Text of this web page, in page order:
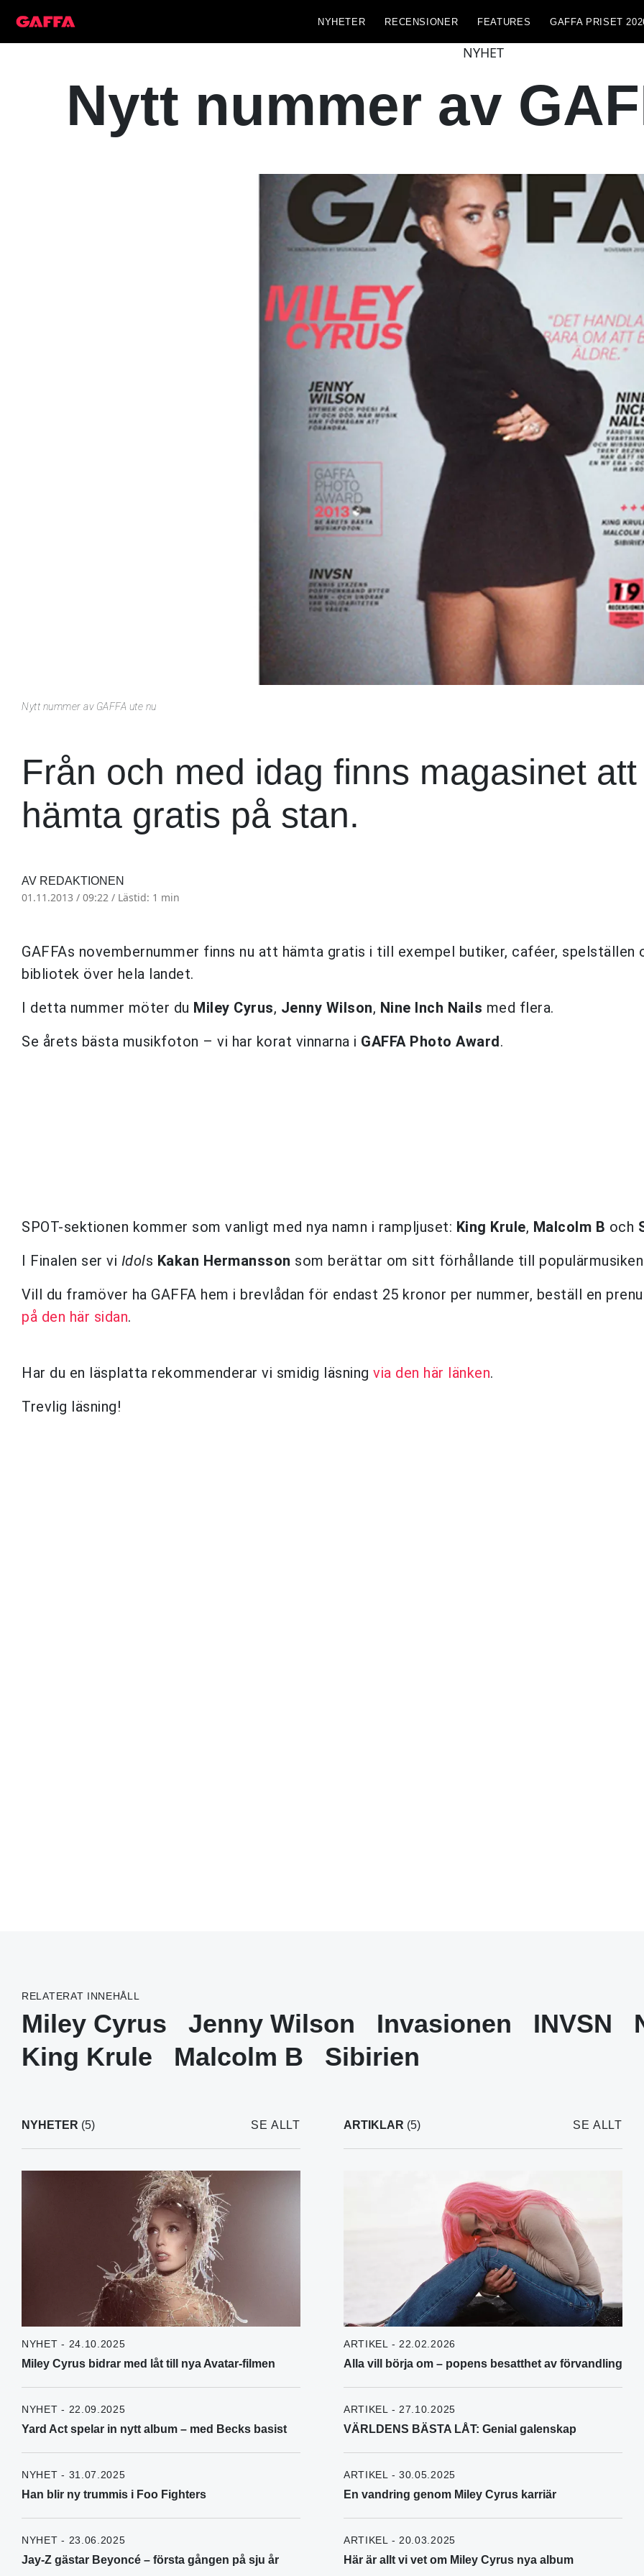
NYHETER RECENSIONER FEATURES GAFFA PRISET
NYHET
Nytt nummer av
Nytt nummer av GAFFA ute nu
Från och med idag finns magasinet att
hämta gratis på stan.
AV REDAKTIONEN
01.11.2013 / 09:22 / Lästid: 1 min
GAFFAs novembernummer finns nu att hämta gratis i till exempel butiker, caféer, spelställen
bibliotek över hela landet.
I detta nummer möter du Miley Cyrus, Jenny Wilson, Nine Inch Nails med flera.
Se årets bästa musikfoton – vi har korat vinnarna i GAFFA Photo Award.
SPOT-sektionen kommer som vanligt med nya namn i rampljuset: King Krule, Malcolm B och
I Finalen ser vi Idols Kakan Hermansson som berättar om sitt förhållande till
Vill du framöver ha GAFFA hem i brevlådan för endast 25 kronor per nummer, beställ en
på den här sidan.
Har du en läsplatta rekommenderar vi smidig läsning via den här länken.
Trevlig läsning!
RELATERAT INNEHÅLL
Miley Cyrus Jenny Wilson Invasionen INVSN
King Krule
Malcolm B Sibirien
NYHETER (5) SE ALLT
NYHET - 24.10.2025
Miley Cyrus bidrar med låt till nya Avatar-filmen
NYHET - 22.09.2025
Yard Act spelar in nytt album – med Becks basist
NYHET - 31.07.2025
Han blir ny trummis i Foo Fighters
NYHET - 23.06.2025
Jay-Z gästar Beyoncé – första gången på sju år
ARTIKLAR (5) SE ALLT
ARTIKEL - 22.02.2026
Alla vill börja om – popens besatthet av förvandling
ARTIKEL - 27.10.2025
VÄRLDENS BÄSTA LÅT: Genial galenskap
ARTIKEL - 30.05.2025
En vandring genom Miley Cyrus karriär
ARTIKEL - 20.03.2025
Här är allt vi vet om Miley Cyrus nya album